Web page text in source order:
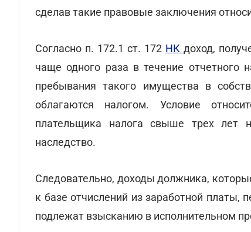
сделав такие правовые заключения
Согласно п. 172.1 ст. 172 НК доход,
чаще одного раза в течение отчетного
пребывания такого имущества в
облагаются налогом. Условие
плательщика налога свыше трех лет
наследство.
Следовательно, доходы должника,
к базе отчислений из заработной платы,
подлежат взысканию в исполнительном